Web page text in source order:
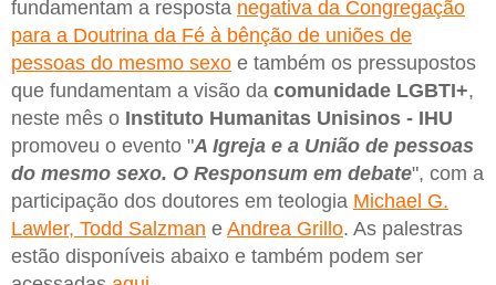
fundamentam a resposta negativa da Congregação
para a Doutrina da Fé à bênção de uniões de
pessoas do mesmo sexo e também os pressupostos
que fundamentam a visão da comunidade LGBTI+,
neste mês o Instituto Humanitas Unisinos - IHU
promoveu o evento "A Igreja e a União de pessoas
do mesmo sexo. O Responsum em debate", com a
participação dos doutores em teologia Michael G.
Lawler, Todd Salzman e Andrea Grillo. As palestras
estão disponíveis abaixo e também podem ser